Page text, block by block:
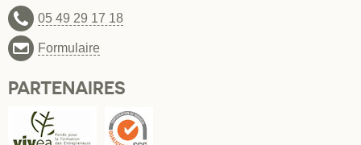
05 49 29 17 18
Formulaire
PARTENAIRES